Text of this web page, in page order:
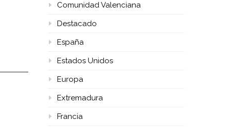
Comunidad Valenciana
Destacado
España
Estados Unidos
Europa
Extremadura
Francia